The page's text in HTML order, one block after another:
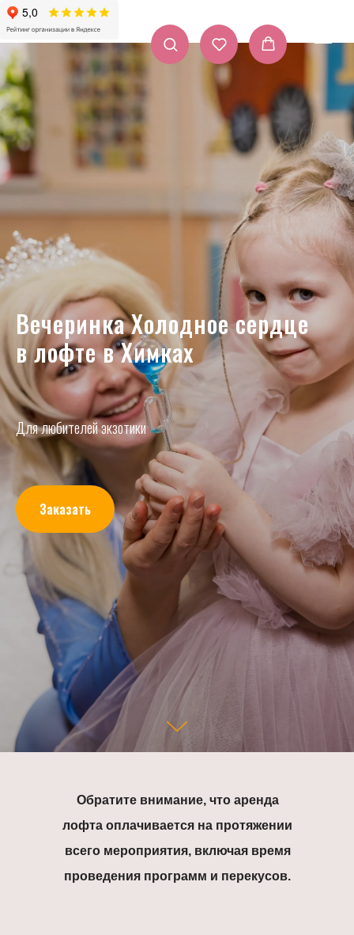
Вечеринка Холодное сердце
в лофте в Химках
Для любителей экзотики
Заказать
Обратите внимание, что аренда
лофта оплачивается на протяжении
всего мероприятия, включая время
проведения программ и перекусов.